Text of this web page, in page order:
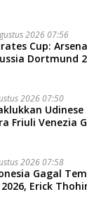
2026 07:56
Cup:
Dortmund
2026 07:50
Udinese
Friuli Venezia
2026 07:58
Gagal
2026, Erick